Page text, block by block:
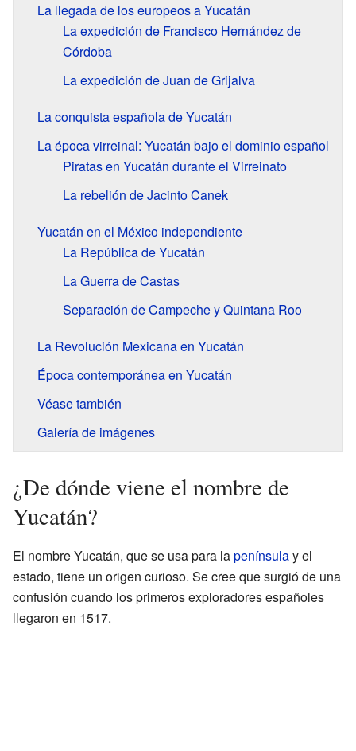
La llegada de los europeos a Yucatán
La expedición de Francisco Hernández de
Córdoba
La expedición de Juan de Grijalva
La conquista española de Yucatán
La época virreinal: Yucatán bajo el dominio español
Piratas en Yucatán durante el Virreinato
La rebelión de Jacinto Canek
Yucatán en el México independiente
La República de Yucatán
La Guerra de Castas
Separación de Campeche y Quintana Roo
La Revolución Mexicana en Yucatán
Época contemporánea en Yucatán
Véase también
Galería de imágenes
¿De dónde viene el nombre de
Yucatán?
El nombre Yucatán, que se usa para lapenínsulay el
estado, tiene un origen curioso. Se cree que surgió de una
confusión cuando los primeros exploradores españoles
llegaron en 1517.